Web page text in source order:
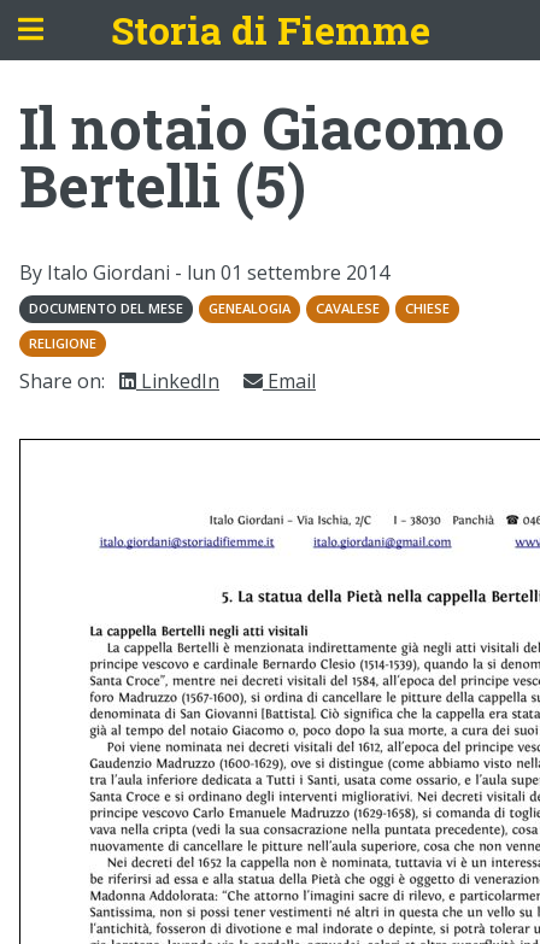
Storia di Fiemme
Il notaio Giacomo
Bertelli (5)
By Italo Giordani - lun 01 settembre 2014
DOCUMENTO DEL MESE GENEALOGIA CAVALESE
CHIESE
RELIGIONE
Share on: LinkedIn Email